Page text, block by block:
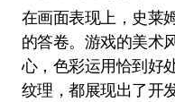
在画面表现上，史莱
的答卷。游戏的美术
心，色彩运用恰到好
纹理，都展现出了开